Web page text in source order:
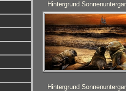
Hintergrund
Hintergrund